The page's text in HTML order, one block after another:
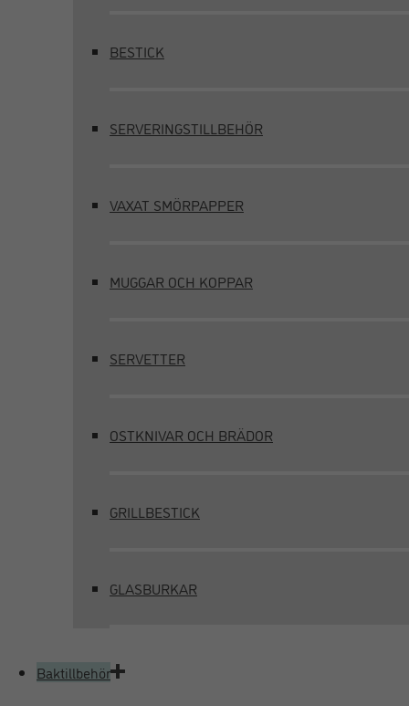
BESTICK
SERVERINGSTILLBEHÖR
VAXAT SMÖRPAPPER
MUGGAR OCH KOPPAR
SERVETTER
OSTKNIVAR OCH BRÄDOR
GRILLBESTICK
GLASBURKAR
Baktillbehör